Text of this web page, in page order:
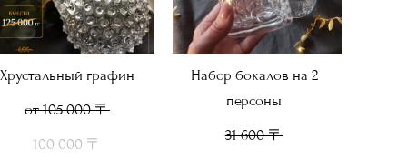
Хрустальный графин
от 105 000 〒
100 000 〒
Набор бокалов на 2
персоны
31 600 〒